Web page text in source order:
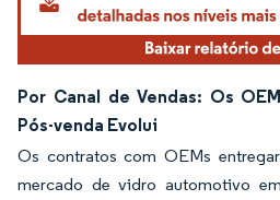
Por Canal de Vendas: Os
Pós-venda Evolui
Os contratos com OEMs
mercado de vidro automotivo